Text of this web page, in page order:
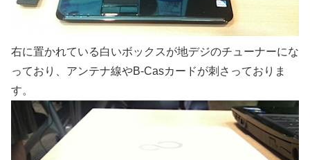
右に置かれている白いボックスが地デジのチューナーにな
っており、アンテナ線やB-Casカードが刺さっておりま
す。